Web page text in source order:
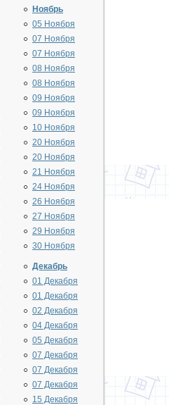
Ноябрь
05 Ноября
07 Ноября
07 Ноября
08 Ноября
08 Ноября
09 Ноября
09 Ноября
10 Ноября
20 Ноября
20 Ноября
21 Ноября
24 Ноября
26 Ноября
27 Ноября
29 Ноября
30 Ноября
Декабрь
01 Декабря
01 Декабря
02 Декабря
04 Декабря
05 Декабря
07 Декабря
07 Декабря
07 Декабря
15 Декабря